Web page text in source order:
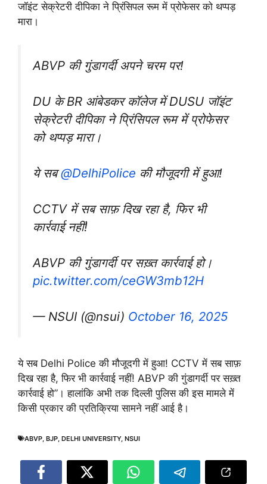
जॉइंट सेक्रेटरी दीपिका ने प्रिंसिपल रूम में प्रोफेसर को थप्पड़
मारा।
ABVP की गुंडागर्दी अपने चरम पर!
DU के BR आंबेडकर कॉलेज में DUSU जॉइंट
सेक्रेटरी दीपिका ने प्रिंसिपल रूम में प्रोफेसर
को थप्पड़ मारा।
ये सब@DelhiPolice की मौजूदगी में हुआ!
CCTV में सब साफ़ दिख रहा है, फिर भी
कार्रवाई नहीं!
ABVP की गुंडागर्दी पर सख़्त कार्रवाई हो।
pic.twitter.com/ceGW3mb12H
— NSUI (@nsui) October 16, 2025
ये सब Delhi Police की मौजूदगी में हुआ! CCTV में सब साफ़
दिख रहा है, फिर भी कार्रवाई नहीं! ABVP की गुंडागर्दी पर सख़्त
कार्रवाई हो”। हालांकि अभी तक दिल्ली पुलिस की इस मामले में
किसी प्रकार की प्रतिक्रिया सामने नहीं आई है।
ABVP, BJP, DELHI UNIVERSITY, NSUI